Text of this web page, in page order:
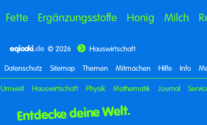
Fette Ergänzungsstoffe Honig Milch
eqiooki.de © 2026
Hauswirtschaft
Datenschutz Sitemap Themen Mitmachen Hilfe Info
Umwelt Hauswirtschaft Physik Mathematik Journal
Entdecke deine Welt.